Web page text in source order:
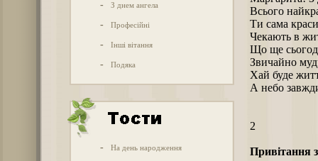
- З днем ангела
- Професійні
- Інші вітання
- Подяка
- На день народження
Всього
Ти сама
Чекають в
Що ще
Звичайно
Хай буде
А небо
2
Привітання